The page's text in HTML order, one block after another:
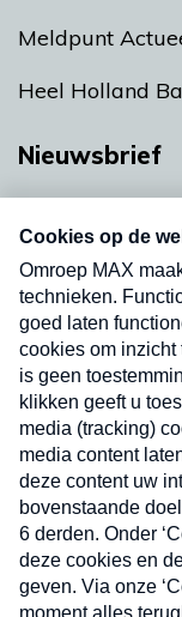
Meldpunt
Heel Holland
Nieuwsbrief
Neem hier een
nieuwsbrief.
uw mailbox.
Nieuwsbrief
Neem hier een